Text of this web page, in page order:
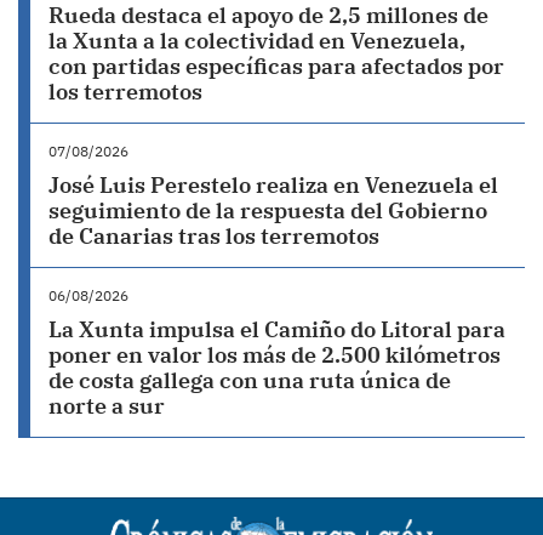
Rueda destaca el apoyo de 2,5 millones de
la Xunta a la colectividad en Venezuela,
con partidas específicas para afectados por
los terremotos
07/08/2026
José Luis Perestelo realiza en Venezuela el
seguimiento de la respuesta del Gobierno
de Canarias tras los terremotos
06/08/2026
La Xunta impulsa el Camiño do Litoral para
poner en valor los más de 2.500 kilómetros
de costa gallega con una ruta única de
norte a sur